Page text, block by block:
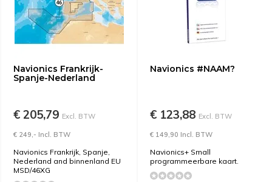
Navionics Frankrijk-
Spanje-Nederland
€ 205,79 Excl. BTW
€ 249,- Incl. BTW
Navionics Frankrijk, Spanje,
Nederland and binnenland EU
MSD/46XG
Navionics #NAAM?
€ 123,88 Excl. BTW
€ 149,90 Incl. BTW
Navionics+ Small
programmeerbare kaart.